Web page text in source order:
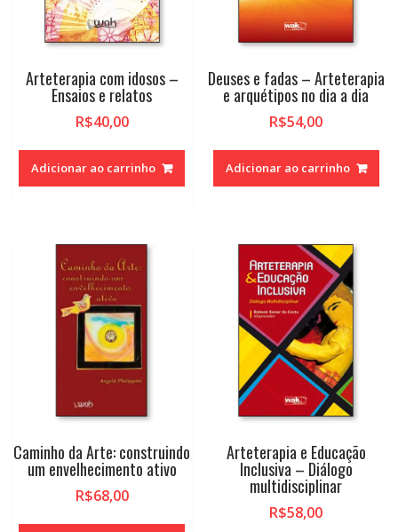
Arteterapia com idosos –
Ensaios e relatos
R$40,00
Adicionar ao carrinho
Deuses e fadas – Arteterapia
e arquétipos no dia a dia
R$54,00
Adicionar ao carrinho
Caminho da Arte: construindo
um envelhecimento ativo
R$68,00
Arteterapia e Educação
Inclusiva – Diálogo
multidisciplinar
R$58,00